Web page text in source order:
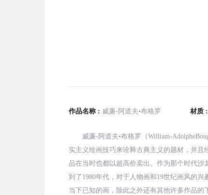
作品名称 : 威廉-阿道夫•布格罗 材质 :
威廉-阿道夫•布格罗（William-
实主义绘画技巧来诠释古典主义的题材，并
品在当时也都以超高价卖出。作为那个时代沙
到了1980年代，对于人物画和19世纪画风的
当下已知的画，除此之外还有其他许多作品的